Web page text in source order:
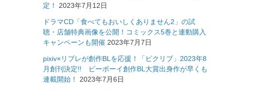
定！
2023年7月12日
ドラマCD「食べてもおいしくありません2」の試
聴・店舗特典画像を公開！コミックス5巻と連動購入
キャンペーンも開催 2023年7月7日
pixiv×リブレが創作BLを応援！「ピクリブ」2023年8
月創刊決定!! ビーボーイ創作BL大賞出身作が早くも
連載開始！
2023年7月6日